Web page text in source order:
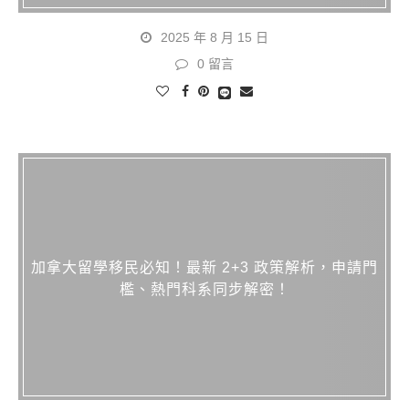
2025 年 8 月 15 日
0 留言
加拿大留學移民必知！最新 2+3 政策解析，申請門
檻、熱門科系同步解密！